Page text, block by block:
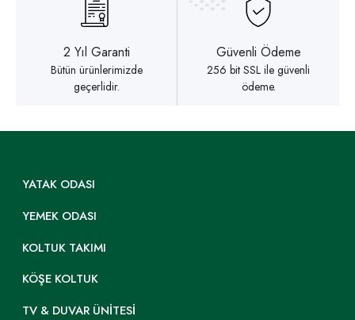
2 Yıl Garanti
Bütün ürünlerimizde
geçerlidir.
Güvenli Ödeme
256 bit SSL ile güvenli
ödeme.
YATAK ODASI
YEMEK ODASI
KOLTUK TAKIMI
KÖŞE KOLTUK
TV & DUVAR ÜNITESI